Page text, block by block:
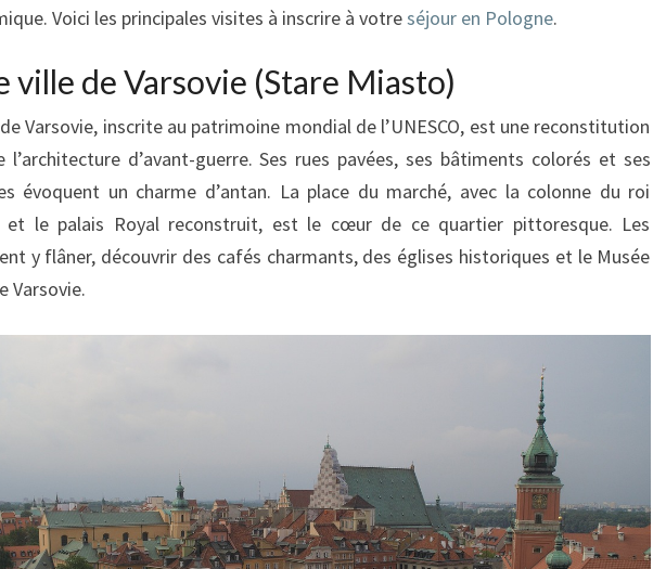
Voici les principales visites à inscrire à votreséjour en Pologne.
ville de Varsovie (Stare Miasto)
Varsovie, inscrite au patrimoine mondial de l’UNESCO, est une reconstitution
l’architecture d’avant-guerre. Ses rues pavées, ses bâtiments colorés et ses
évoquent un charme d’antan. La place du marché, avec la colonne du roi
et le palais Royal reconstruit, est le cœur de ce quartier pittoresque. Les
y flâner, découvrir des cafés charmants, des églises historiques et le Musée
Varsovie.